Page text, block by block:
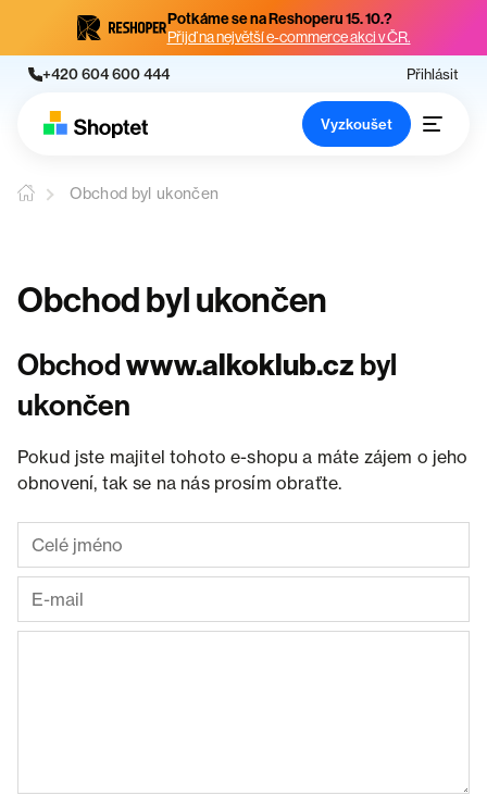
Potkáme se na Reshoperu 15. 10.?
Přijď na největší e-commerce akci v ČR.
+420 604 600 444 Přihlásit
Vyzkoušet
Obchod byl ukončen
Obchod byl ukončen
Obchodwww.alkoklub.cz byl
ukončen
Pokud jste majitel tohoto e-shopu a máte zájem o jeho
obnovení, tak se na nás prosím obraťte.